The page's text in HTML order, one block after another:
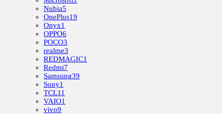
Nubia5
OnePlus19
Onyx1
OPPO6
POCO3
realme3
REDMAGIC1
Redmi7
Samsung39
Sony1
TCL11
VAIO1
vivo9